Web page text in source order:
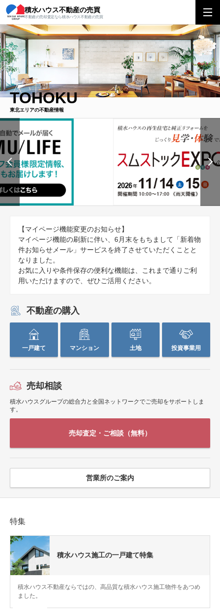
積水ハウス不動産の売買
不動産の売却査定なら積水ハウス不動産の売買
TOHOKU
東北エリアの不動産情報
【マイページ機能変更のお知らせ】
マイページ機能の刷新に伴い、6月末をもちまして「新着物
件お知らせメール」サービスを終了させていただくことと
なりました。
お気に入りや条件保存の便利な機能は、これまで通りご利
用いただけますので、ぜひご活用ください。
不動産の購入
一戸建て マンション 土地 投資事業用
売却相談
積水ハウスグループの総合力と全国ネットワークでご売却をサポートしま
す。
売却査定・ご相談（無料）
営業所のご案内
特集
積水ハウス施工の一戸建て特集
積水ハウス不動産ならではの、高品質な積水ハウス施工物件をあつめ
ました。